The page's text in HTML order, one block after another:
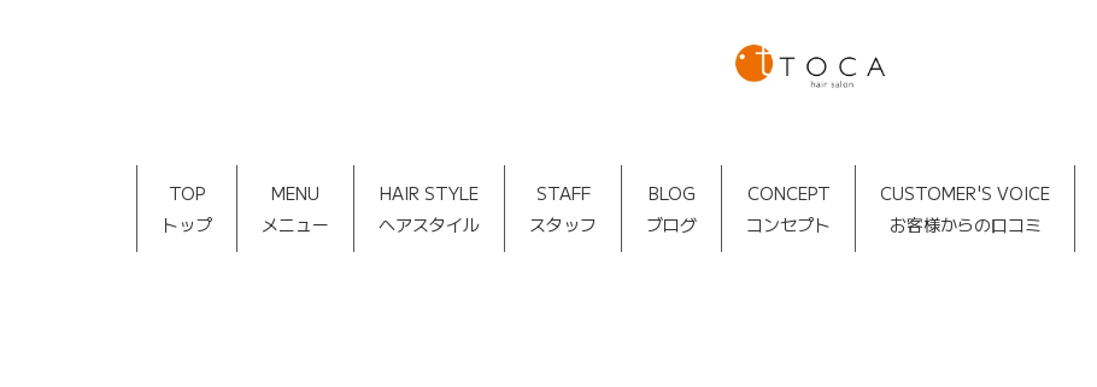
TOP
トップ
MENU
メニュー
HAIR STYLE
ヘアスタイル
STAFF
スタッフ
BLOG
ブログ
CONCEPT
コンセプト
CUSTOMER'S VOICE
お客様からの口コミ